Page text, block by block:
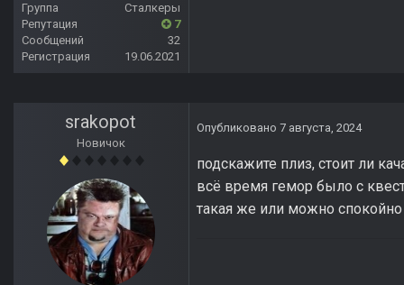
Группа
Сталкеры
Репутация
7
Сообщений
32
Регистрация
19.06.2021
srakopot
Новичок
Опубликовано 7 августа, 2024
подскажите плиз, стоит ли
всё время гемор было с
такая же или можно